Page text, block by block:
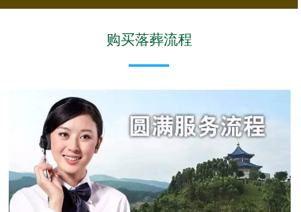
购买落葬流程